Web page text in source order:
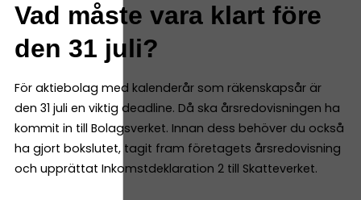
Vad måste vara klart före
den 31 juli?
För aktiebolag med kalenderår som räkenskapsår är
den 31 juli en viktig deadline. Då ska årsredovisningen ha
kommit in till Bolagsverket. Innan dess behöver du också
ha gjort bokslutet, tagit fram företagets årsredovisning
och upprättat Inkomstdeklaration 2 till Skatteverket.